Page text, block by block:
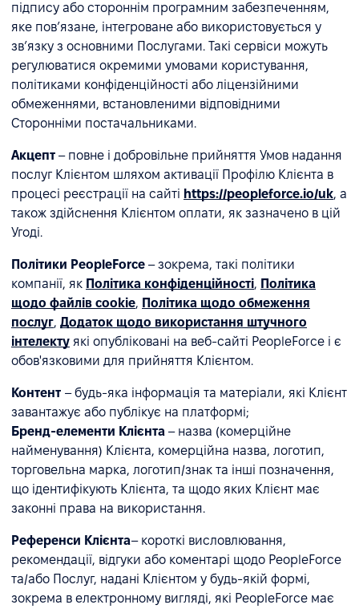
підпису або стороннім програмним забезпеченням,
яке пов’язане, інтегроване або використовується у
зв’язку з основними Послугами. Такі сервіси можуть
регулюватися окремими умовами користування,
політиками конфіденційності або ліцензійними
обмеженнями, встановленими відповідними
Сторонніми постачальниками.
Акцепт – повне і добровільне прийняття Умов надання
послуг Клієнтом шляхом активації Профілю Клієнта в
процесі реєстрації на сайті https://peopleforce.io/uk, а
також здійснення Клієнтом оплати, як зазначено в цій
Угоді.
Політики PeopleForce – зокрема, такі політики
компанії, як Політика конфіденційності, Політика
щодо файлів cookie, Політика щодо обмеження
послуг, Додаток щодо використання штучного
інтелекту які опубліковані на веб-сайті PeopleForce і є
обов'язковими для прийняття Клієнтом.
Контент – будь-яка інформація та матеріали, які Клієнт
завантажує або публікує на платформі;
Бренд-елементи Клієнта – назва (комерційне
найменування) Клієнта, комерційна назва, логотип,
торговельна марка, логотип/знак та інші позначення,
що ідентифікують Клієнта, та щодо яких Клієнт має
законні права на використання.
Референси Клієнта– короткі висловлювання,
рекомендації, відгуки або коментарі щодо PeopleForce
та/або Послуг, надані Клієнтом у будь-якій формі,
зокрема в електронному вигляді, які PeopleForce має